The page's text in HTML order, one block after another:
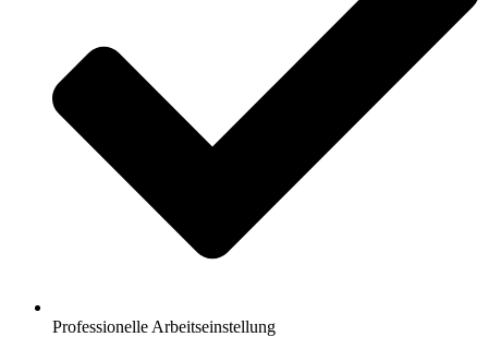
Professionelle Arbeitseinstellung